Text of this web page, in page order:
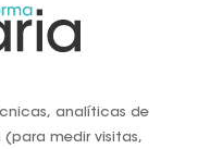
crisis (y la
que a menudo
analíticas de
(para medir visitas,